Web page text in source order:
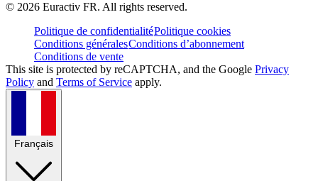
© 2026 Euractiv FR. All rights reserved.
Politique de confidentialitéPolitique cookies
Conditions généralesConditions d’abonnement
Conditions de vente
This site is protected by reCAPTCHA, and the Google Privacy
Policy and Terms of Service apply.
Français